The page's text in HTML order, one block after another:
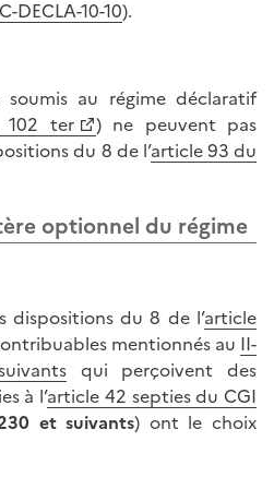
DECLA-10-10).
soumis au régime déclaratif
102 ter
) ne peuvent pas
du 8 de l’article 93 du
optionnel du régime
dispositions du 8 de l’article
mentionnés au II-
qui perçoivent des
à l’article 42 septies du CGI
et suivants) ont le choix